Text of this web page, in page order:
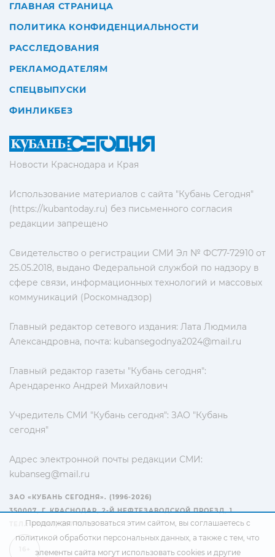
Новости Краснодара и Края
Использование материалов с сайта "Кубань Сегодня"
(https://kubantoday.ru) без письменного согласия
редакции запрещено
Свидетельство о регистрации СМИ Эл № ФС77-72910 от
25.05.2018, выдано Федеральной службой по надзору в
сфере связи, информационных технологий и массовых
коммуникаций (Роскомнадзор)
Главный редактор сетевого издания: Лата Людмила
Александровна, почта: kubansegodnya2024@mail.ru
Главный редактор газеты "Кубань сегодня":
Арендаренко Андрей Михайлович
Учредитель СМИ "Кубань сегодня": ЗАО "Кубань
сегодня"
Адрес электронной почты редакции СМИ:
kubanseg@mail.ru
ГЛАВНАЯ СТРАНИЦА
ПОЛИТИКА КОНФИДЕНЦИАЛЬНОСТИ
РАССЛЕДОВАНИЯ
РЕКЛАМОДАТЕЛЯМ
СПЕЦВЫПУСКИ
ФИНЛИКБЕЗ
ЗАО «КУБАНЬ СЕГОДНЯ». (1996-2026)
350007, Г. КРАСНОДАР, 2-Й НЕФТЕЗАВОДСКОЙ ПРОЕЗД, 1
ТЕЛ.: +7(861) 267-15-15
Продолжая пользоваться этим сайтом, вы соглашаетесь с
политикой обработки персональных данных, а также с тем, что
элементы сайта могут использовать cookies и другие